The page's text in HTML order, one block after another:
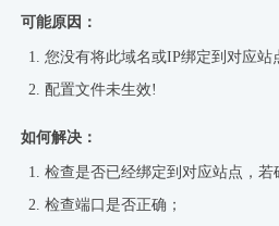
可能原因：
您没有将此域名或IP绑定到对应站
配置文件未生效!
如何解决：
检查是否已经绑定到对应站点，
检查端口是否正确；